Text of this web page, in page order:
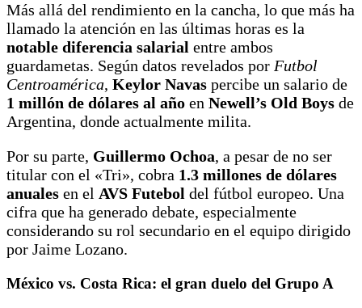
Más allá del rendimiento en la cancha, lo que más ha
llamado la atención en las últimas horas es la
notable diferencia salarial entre ambos
guardametas. Según datos revelados por Futbol
Centroamérica, Keylor Navas percibe un salario de
1 millón de dólares al año en Newell’s Old Boys de
Argentina, donde actualmente milita.
Por su parte, Guillermo Ochoa, a pesar de no ser
titular con el «Tri», cobra 1.3 millones de dólares
anuales en el AVS Futebol del fútbol europeo. Una
cifra que ha generado debate, especialmente
considerando su rol secundario en el equipo dirigido
por Jaime Lozano.
México vs. Costa Rica: el gran duelo del Grupo A